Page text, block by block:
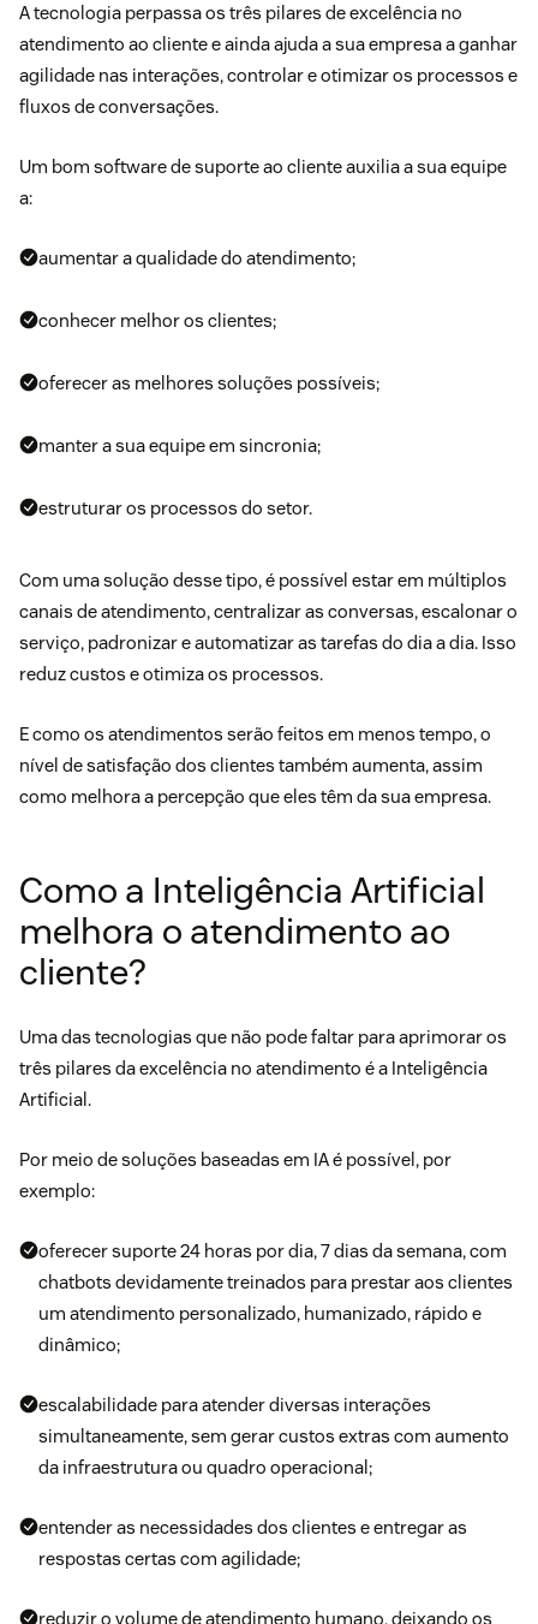
A tecnologia perpassa os três pilares de excelência no
atendimento ao cliente e ainda ajuda a sua empresa a ganhar
agilidade nas interações, controlar e otimizar os processos e
fluxos de conversações.
Um bom software de suporte ao cliente auxilia a sua equipe
a:
aumentar a qualidade do atendimento;
conhecer melhor os clientes;
oferecer as melhores soluções possíveis;
manter a sua equipe em sincronia;
estruturar os processos do setor.
Com uma solução desse tipo, é possível estar em múltiplos
canais de atendimento, centralizar as conversas, escalonar o
serviço, padronizar e automatizar as tarefas do dia a dia. Isso
reduz custos e otimiza os processos.
E como os atendimentos serão feitos em menos tempo, o
nível de satisfação dos clientes também aumenta, assim
como melhora a percepção que eles têm da sua empresa.
Como a Inteligência Artificial
melhora o atendimento ao
cliente?
Uma das tecnologias que não pode faltar para aprimorar os
três pilares da excelência no atendimento é a Inteligência
Artificial.
Por meio de soluções baseadas em IA é possível, por
exemplo:
oferecer suporte 24 horas por dia, 7 dias da semana, com
chatbots devidamente treinados para prestar aos clientes
um atendimento personalizado, humanizado, rápido e
dinâmico;
escalabilidade para atender diversas interações
simultaneamente, sem gerar custos extras com aumento
da infraestrutura ou quadro operacional;
entender as necessidades dos clientes e entregar as
respostas certas com agilidade;
reduzir o volume de atendimento humano, deixando os